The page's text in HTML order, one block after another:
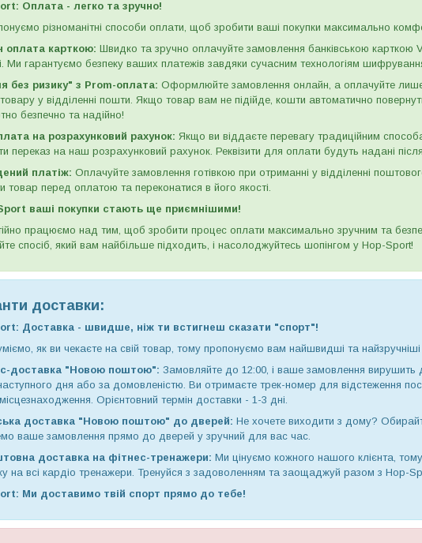
Оплата - легко та зручно!
різноманітні способи оплати, щоб зробити ваші покупки максимально
оплата карткою: Швидко та зручно оплачуйте замовлення банківською карткою
Ми гарантуємо безпеку ваших платежів завдяки сучасним технологіям
без ризику" з Prom-оплата: Оформлюйте замовлення онлайн, а оплачуйте
у відділенні пошти. Якщо товар вам не підійде, кошти автоматично
безпечно та надійно!
на розрахунковий рахунок: Якщо ви віддаєте перевагу традиційним
переказ на наш розрахунковий рахунок. Реквізити для оплати будуть надані
платіж: Оплачуйте замовлення готівкою при отриманні у відділенні
товар перед оплатою та переконатися в його якості.
ваші покупки стають ще приємнішими!
працюємо над тим, щоб зробити процес оплати максимально зручним та
спосіб, який вам найбільше підходить, і насолоджуйтесь шопінгом у Hop-Sport!
доставки:
Доставка - швидше, ніж ти встигнеш сказати "спорт"!
як ви чекаєте на свій товар, тому пропонуємо вам найшвидші та найзручніші
доставка "Новою поштою": Замовляйте до 12:00, і ваше замовлення вирушить
дня або за домовленістю. Ви отримаєте трек-номер для відстеження
місцезнаходження. Орієнтовний термін доставки - 1-3 дні.
доставка "Новою поштою" до дверей: Не хочете виходити з дому?
ваше замовлення прямо до дверей у зручний для вас час.
доставка на фітнес-тренажери: Ми цінуємо кожного нашого клієнта,
на всі кардіо тренажери. Тренуйся з задоволенням та заощаджуй разом з Hop-
Ми доставимо твій спорт прямо до тебе!